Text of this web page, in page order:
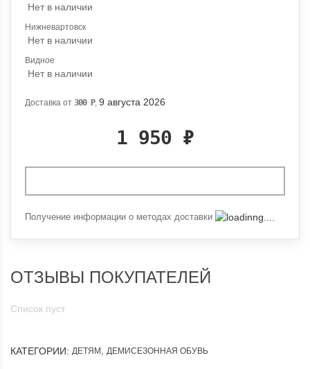
Нет в наличии
Нижневартовск
Нет в наличии
Видное
Нет в наличии
Доставка от 300 Р, 9 августа 2026
1 950 ₽
Получение информации о методах доставки
ОТЗЫВЫ ПОКУПАТЕЛЕЙ
Список пуст
КАТЕГОРИИ: ДЕТЯМ , ДЕМИСЕЗОННАЯ ОБУВЬ